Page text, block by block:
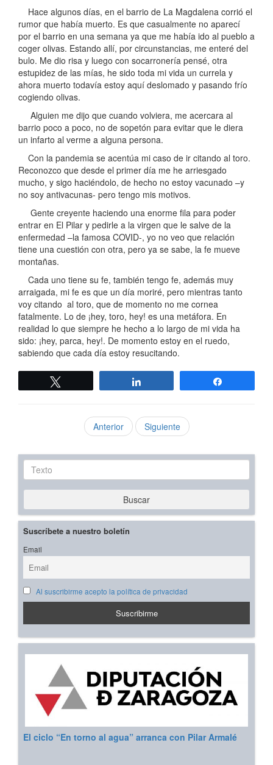
Hace algunos días, en el barrio de La Magdalena corrió el
rumor que había muerto. Es que casualmente no aparecí
por el barrio en una semana ya que me había ido al pueblo a
coger olivas. Estando allí, por circunstancias, me enteré del
bulo. Me dio risa y luego con socarronería pensé, otra
estupidez de las mías, he sido toda mi vida un currela y
ahora muerto todavía estoy aquí deslomado y pasando frío
cogiendo olivas.
Alguien me dijo que cuando volviera, me acercara al
barrio poco a poco, no de sopetón para evitar que le diera
un infarto al verme a alguna persona.
Con la pandemia se acentúa mi caso de ir citando al toro.
Reconozco que desde el primer día me he arriesgado
mucho, y sigo haciéndolo, de hecho no estoy vacunado –y
no soy antivacunas- pero tengo mis motivos.
Gente creyente haciendo una enorme fila para poder
entrar en El Pilar y pedirle a la virgen que le salve de la
enfermedad –la famosa COVID-, yo no veo que relación
tiene una cuestión con otra, pero ya se sabe, la fe mueve
montañas.
Cada uno tiene su fe, también tengo fe, además muy
arraigada, mi fe es que un día moriré, pero mientras tanto
voy citando al toro, que de momento no me cornea
fatalmente. Lo de ¡hey, toro, hey! es una metáfora. En
realidad lo que siempre he hecho a lo largo de mi vida ha
sido: ¡hey, parca, hey!. De momento estoy en el ruedo,
sabiendo que cada día estoy resucitando.
Anterior Siguiente
Texto
Buscar
Suscríbete a nuestro boletín
Email
Al suscribirme acepto la política de privacidad
El ciclo “En torno al agua” arranca con Pilar Armalé